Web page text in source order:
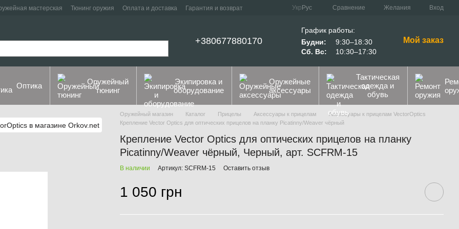
мастерская Тюнинг оружия Оплата и доставка
Гарантия и возврат
Укр Рус Сравнение Желания Вход
+380677880170
График работы:
Будни:
9:30–18:30
Сб. Вс:
10:30–17:30
Мой заказ
Оптика
Оружейный
тюнинг
Экипировка и
оборудование
Оружейные
аксессуары
Тактическая
одежда и
обувь
Оружейный магазин Каталог Прицелы Аксессуары к прицелам
Аксессуары к прицелам VectorOptics
Крепление Vector Optics для оптических прицелов на планку Picatinny/Weaver чёрный
Крепление Vector Optics для оптических прицелов на планку
Picatinny/Weaver чёрный, Черный, арт. SCFRM-15
В наличии Артикул: SCFRM-15 Оставить отзыв
1 050 грн